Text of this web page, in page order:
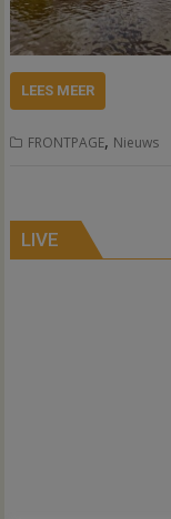
LEES MEER
FRONTPAGE, Nieuws
LIVE